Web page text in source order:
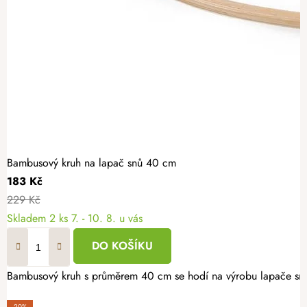
Bambusový kruh na lapač snů 40 cm
183 Kč
229 Kč
Skladem 2 ks 7. - 10. 8. u vás
DO KOŠÍKU
Bambusový kruh s průměrem 40 cm se hodí na výrobu lapače